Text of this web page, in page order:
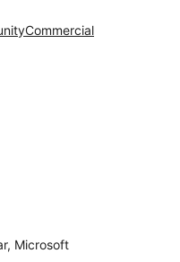
Commercial
Microsoft